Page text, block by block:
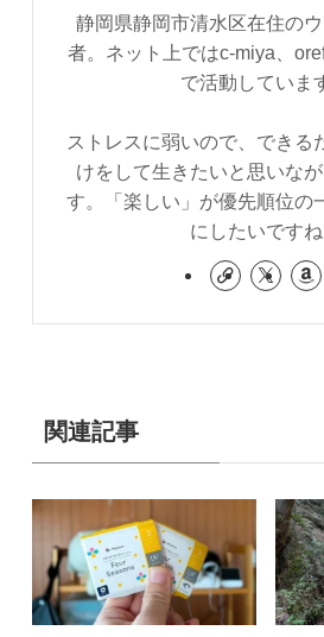
静岡県静岡市清水区在住の
者。ネット上ではc-miya、
で活動していま
ストレスに弱いので、できる
けをして生きたいと思いな
す。「楽しい」が優先順位の
にしたいですね
関連記事